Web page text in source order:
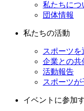
私たちにつ
団体情報
私たちの活動
スポーツを
企業との共
活動報告
スポーツ
イベントに参加